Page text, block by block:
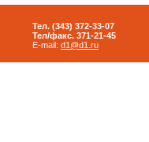
Тел. (343) 372-33-07
Тел/факс. 371-21-45
E-mail: d1@d1.ru